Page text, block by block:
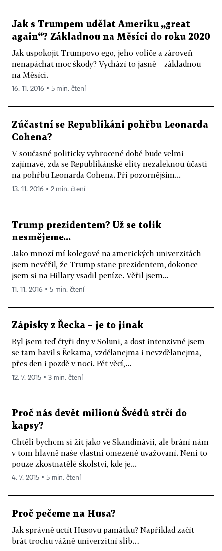
Jak s Trumpem udělat Ameriku „great
again“? Základnou na Měsíci do roku 2020
Jak uspokojit Trumpovo ego, jeho voliče a zároveň
nenapáchat moc škody? Vychází to jasně – základnou
na Měsíci.
16. 11. 2016 ▪ 5 min. čtení
Zúčastní se Republikáni pohřbu Leonarda
Cohena?
V současné politicky vyhrocené době bude velmi
zajímavé, zda se Republikánské elity nezaleknou účasti
na pohřbu Leonarda Cohena. Při pozornějším...
13. 11. 2016 ▪ 2 min. čtení
Trump prezidentem? Už se tolik
nesmějeme...
Jako mnozí mí kolegové na amerických univerzitách
jsem nevěřil, že Trump stane prezidentem, dokonce
jsem si na Hillary vsadil peníze. Věřil jsem...
11. 11. 2016 ▪ 5 min. čtení
Zápisky z Řecka – je to jinak
Byl jsem teď čtyři dny v Soluni, a dost intenzivně jsem
se tam bavil s Řekama, vzdělanejma i nevzdělanejma,
přes den i pozdě v noci. Pět věcí,...
12. 7. 2015 ▪ 3 min. čtení
Proč nás devět milionů Švédů strčí do
kapsy?
Chtěli bychom si žít jako ve Skandinávii, ale brání nám
v tom hlavně naše vlastní omezené uvažování. Není to
pouze zkostnatělé školství, kde je...
4. 7. 2015 ▪ 5 min. čtení
Proč pečeme na Husa?
Jak správně uctít Husovu památku? Například začít
brát trochu vážně univerzitní slib…